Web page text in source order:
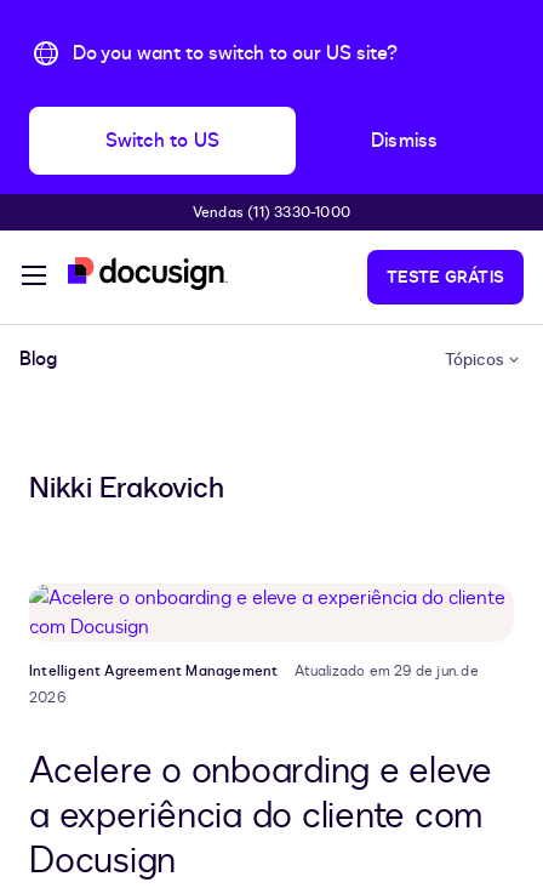
Do you want to switch to our US site?
Switch to US Dismiss
Pular para o conteúdo principal
Vendas (11) 3330-1000
TESTE GRÁTIS
Blog Tópicos
Nikki Erakovich
Intelligent Agreement Management
Atualizado em 29 de jun. de
2026
Acelere o onboarding e eleve
a experiência do cliente com
Docusign